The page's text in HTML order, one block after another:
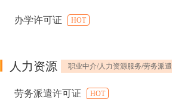
办学许可证 HOT
人力资源 职业中介/人力资源服务/劳务派遣
劳务派遣许可证 HOT